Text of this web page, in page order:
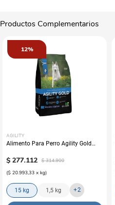
Productos Complementarios
12%
AGILITY
Alimento Para Perro Agility Gold
$ 277.112 $ 314.900
($ 20.993,33 x kg)
15 kg 1,5 kg +2